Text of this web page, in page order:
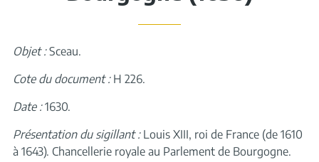
Objet :Sceau.
Cote du document :H 226.
Date :1630.
Présentation du sigillant :Louis XIII, roi de France (de 1610
à 1643). Chancellerie royale au Parlement de Bourgogne.